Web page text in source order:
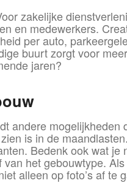
zakelijke
en medewerkers.
per auto,
buurt zorgt voor
jaren?
andere
is in de
Bedenk ook wat
het gebouwtype.
alleen op foto’s af